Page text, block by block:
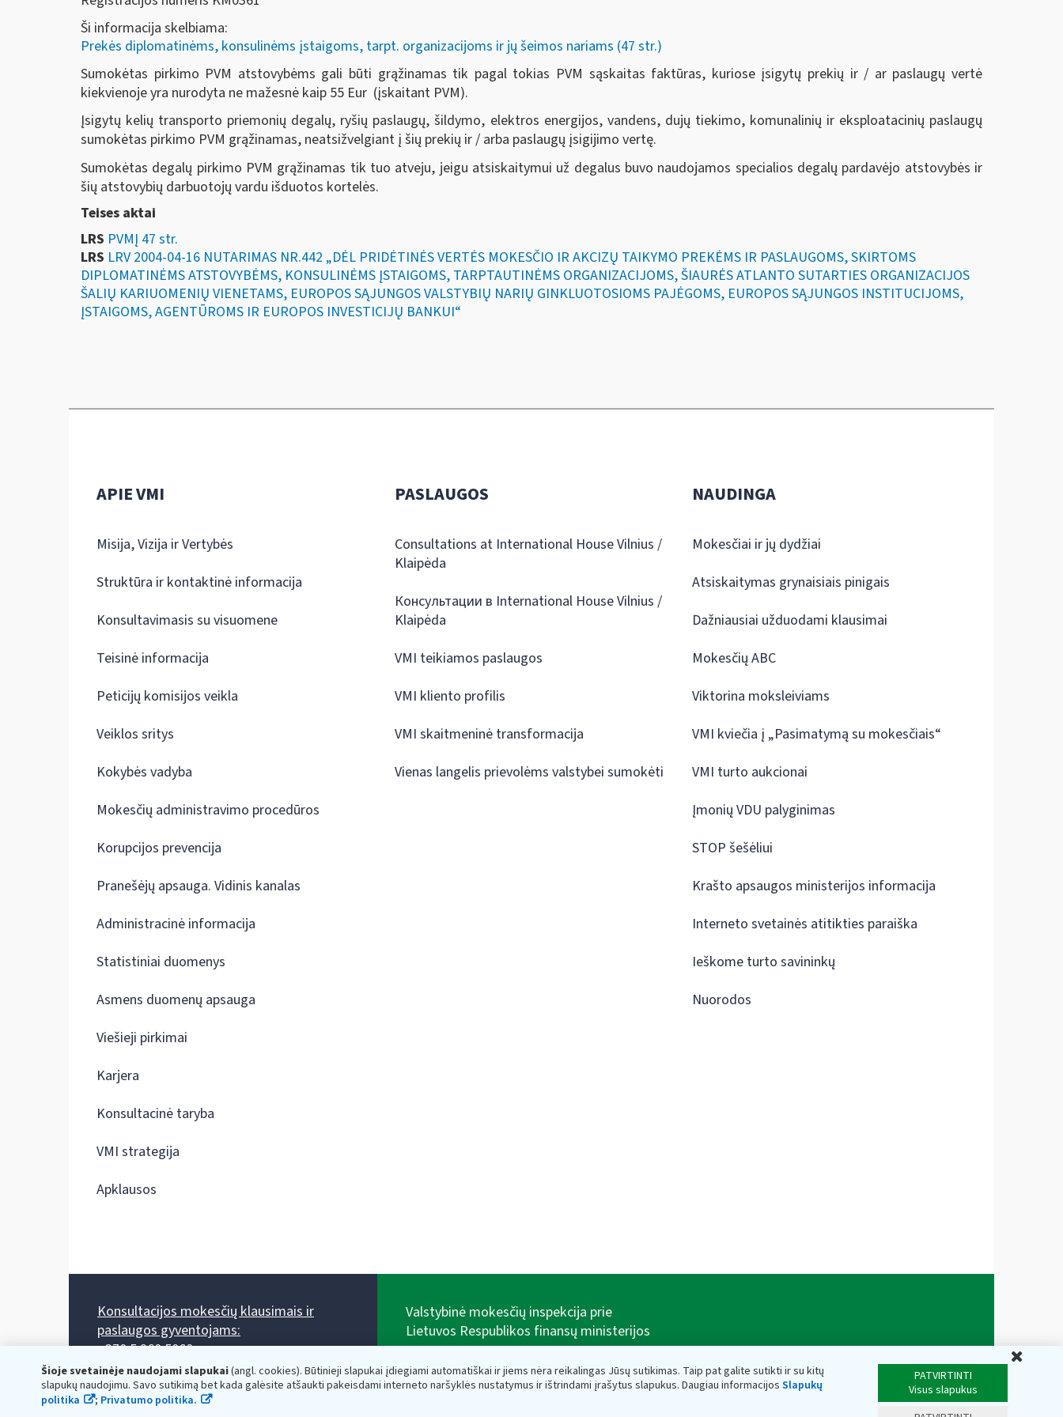
Ši informacija skelbiama:
Prekės diplomatinėms, konsulinėms įstaigoms, tarpt. organizacijoms ir jų šeimos nariams (47 str.)
Sumokėtas pirkimo PVM atstovybėms gali būti grąžinamas tik pagal tokias PVM sąskaitas faktūras, kuriose įsigytų prekių ir / ar paslaugų vertė
kiekvienoje yra nurodyta ne mažesnė kaip 55 Eur (įskaitant PVM).
Įsigytų kelių transporto priemonių degalų, ryšių paslaugų, šildymo, elektros energijos, vandens, dujų tiekimo, komunalinių ir eksploatacinių paslaugų
sumokėtas pirkimo PVM grąžinamas, neatsižvelgiant į šių prekių ir / arba paslaugų įsigijimo vertę.
Sumokėtas degalų pirkimo PVM grąžinamas tik tuo atveju, jeigu atsiskaitymui už degalus buvo naudojamos specialios degalų pardavėjo atstovybės ir
šių atstovybių darbuotojų vardu išduotos kortelės.
Teises aktai
LRS PVMĮ 47 str.
LRS LRV 2004-04-16 NUTARIMAS NR.442 „DĖL PRIDĖTINĖS VERTĖS MOKESČIO IR AKCIZŲ TAIKYMO PREKĖMS IR PASLAUGOMS, SKIRTOMS
DIPLOMATINĖMS ATSTOVYBĖMS, KONSULINĖMS ĮSTAIGOMS, TARPTAUTINĖMS ORGANIZACIJOMS, ŠIAURĖS ATLANTO SUTARTIES ORGANIZACIJOS
ŠALIŲ KARIUOMENIŲ VIENETAMS, EUROPOS SĄJUNGOS VALSTYBIŲ NARIŲ GINKLUOTOSIOMS PAJĖGOMS, EUROPOS SĄJUNGOS INSTITUCIJOMS,
ĮSTAIGOMS, AGENTŪROMS IR EUROPOS INVESTICIJŲ BANKUI“
Šioje svetainėje naudojami slapukai(angl. cookies). Būtinieji slapukai įdiegiami automatiškai ir jiems nėra reikalingas Jūsų sutikimas. Taip pat galite sutikti ir su kitų
slapukų naudojimu. Savo sutikimą bet kada galėsite atšaukti pakeisdami interneto naršyklės nustatymus ir ištrindami įrašytus slapukus. Daugiau informacijos Slapukų
politika
; Privatumo politika.
PATVIRTINTI
Visus slapukus
APIE VMI
Misija, Vizija ir Vertybės
Struktūra ir kontaktinė informacija
Konsultavimasis su visuomene
Teisinė informacija
Peticijų komisijos veikla
Veiklos sritys
Kokybės vadyba
Mokesčių administravimo procedūros
Korupcijos prevencija
Pranešėjų apsauga. Vidinis kanalas
Administracinė informacija
Statistiniai duomenys
Asmens duomenų apsauga
Viešieji pirkimai
Karjera
Konsultacinė taryba
VMI strategija
Apklausos
PASLAUGOS
Consultations at International House Vilnius /
Klaipėda
Консультации в International House Vilnius /
Klaipėda
VMI teikiamos paslaugos
VMI kliento profilis
VMI skaitmeninė transformacija
Vienas langelis prievolėms valstybei sumokėti
NAUDINGA
Mokesčiai ir jų dydžiai
Atsiskaitymas grynaisiais pinigais
Dažniausiai užduodami klausimai
Mokesčių ABC
Viktorina moksleiviams
VMI kviečia į „Pasimatymą su mokesčiais“
VMI turto aukcionai
Įmonių VDU palyginimas
STOP šešėliui
Krašto apsaugos ministerijos informacija
Interneto svetainės atitikties paraiška
Ieškome turto savininkų
Nuorodos
Konsultacijos mokesčių klausimais ir
paslaugos gyventojams:
+370 5 260 5060
Darbo laikas: I-IV 8.00-17.00, V 8.00-15.45.
Prieššventinę dieną - viena valanda trumpiau.
Kiekvieno mėnesio antrą penktadienį 8.00 val. - 12.00 val.
Valstybinė mokesčių inspekcija prie
Lietuvos Respublikos finansų ministerijos
adresas: Vasario 16-osios g. 14, 01107 Vilnius, Lietuva,
el.paštas:vmi@vmi.lt, E. pristatymo dėžutės adresas